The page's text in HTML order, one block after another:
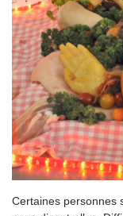
Certaines personnes